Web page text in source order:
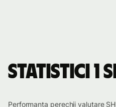
Statistici 1
Performanța perechii valutare